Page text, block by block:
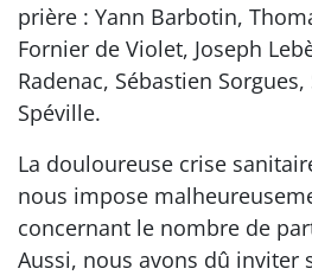
prière : Yann Barbotin,
Fornier de Violet, Joseph
Radenac, Sébastien
Spéville.
La douloureuse crise
nous impose
concernant le nombre de
Aussi, nous avons dû inviter